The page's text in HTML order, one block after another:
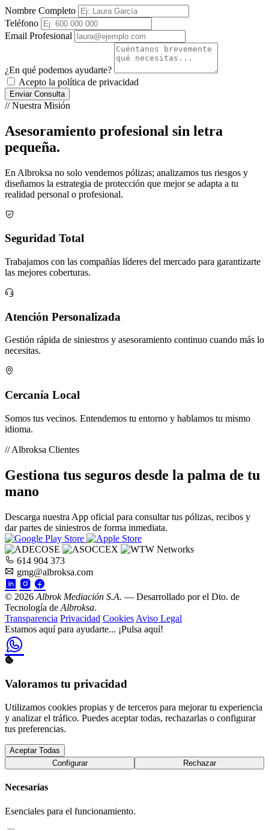
Nombre Completo
Teléfono
Email Profesional
¿En qué podemos ayudarte?
Acepto la política de privacidad
Enviar Consulta
// Nuestra Misión
Asesoramiento profesional sin letra
pequeña.
En Albroksa no solo vendemos pólizas; analizamos tus riesgos y
diseñamos la estrategia de protección que mejor se adapta a tu
realidad personal o profesional.
Seguridad Total
Trabajamos con las compañías líderes del mercado para garantizarte
las mejores coberturas.
Atención Personalizada
Gestión rápida de siniestros y asesoramiento continuo cuando más lo
necesitas.
Cercanía Local
Somos tus vecinos. Entendemos tu entorno y hablamos tu mismo
idioma.
// Albroksa Clientes
Gestiona tus seguros desde la palma de tu
mano
Descarga nuestra App oficial para consultar tus pólizas, recibos y
dar partes de siniestros de forma inmediata.
614 904 373
gmg@albroksa.com
© 2026 Albrok Mediación S.A. — Desarrollado por el Dto. de
Tecnología de Albroksa.
Transparencia Privacidad Cookies Aviso Legal
Estamos aquí para ayudarte... ¡Pulsa aquí!
Valoramos tu privacidad
Utilizamos cookies propias y de terceros para mejorar tu experiencia
y analizar el tráfico. Puedes aceptar todas, rechazarlas o configurar
tus preferencias.
Aceptar Todas
Configurar
Rechazar
Necesarias
Esenciales para el funcionamiento.